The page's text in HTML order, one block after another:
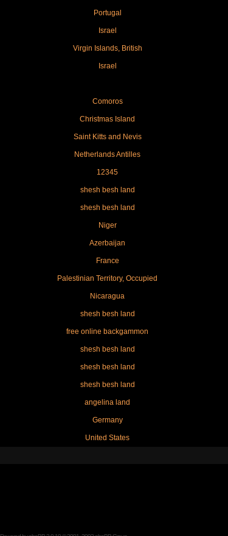
Portugal
Israel
Virgin Islands, British
Israel
Comoros
Christmas Island
Saint Kitts and Nevis
Netherlands Antilles
12345
shesh besh land
shesh besh land
Niger
Azerbaijan
France
Palestinian Territory, Occupied
Nicaragua
shesh besh land
free online backgammon
shesh besh land
shesh besh land
shesh besh land
angelina land
Germany
United States